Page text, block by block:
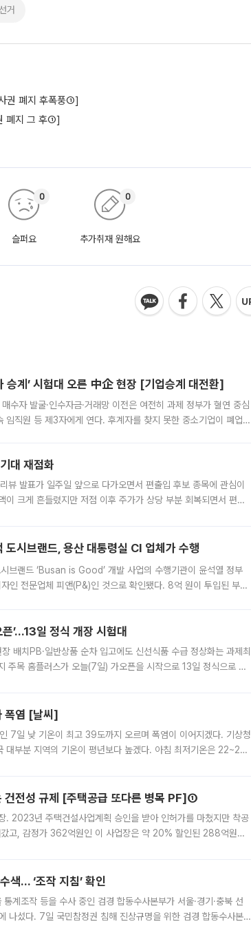
거
권 폐지 후폭풍①]
폐지 그 후①]
슬퍼요
0
추가취재 원해요
0
계’ 시험대 오른 中企 현장 [기업승계 대전환]
수자 발굴·인수자금·거래망 이전은 여전히 과제 정부가 혈연 중심
임직원 등 제3자에게 연다. 후계자를 찾지 못한 중소기업이 폐업
대 재점화
발표가 일주일 앞으로 다가오면서 편출입 후보 종목에 관심이
이 크게 흔들렸지만 저점 이후 주가가 상당 부분 회복되면서 편입
브랜드, 용산 대통령실 CI 업체가 수행
브랜드 ‘Busan is Good’ 개발 사업의 수행기관이 윤석열 정부
인 전문업체 피앤(P&)인 것으로 확인됐다. 8억 원이 투입된 부산
’...13일 정식 개장 시험대
배치PB·일반상품 순차 입고에도 신선식품 수급 정상화는 과제최
주목 홈플러스가 오늘(7일) 가오픈을 시작으로 13일 정식으로 재
폭염 [날씨]
7일 낮 기온이 최고 39도까지 오르며 폭염이 이어지겠다. 기상청
대부분 지역의 기온이 평년보다 높겠다. 아침 최저기온은 22~27
건전성 규제 [주택공급 또다른 병목 PF]①
. 2023년 주택건설사업계획 승인을 받아 인허가를 마쳤지만 착공
고, 감정가 362억원인 이 사업장은 약 20% 할인된 288억원에
색… ‘조작 지침’ 확인
계조작 등을 수사 중인 검경 합동수사본부가 서울·경기·충북 선
나섰다. 7일 국민참정권 침해 진상규명을 위한 검경 합동수사본